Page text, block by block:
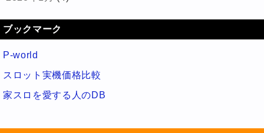
ブックマーク
P-world
スロット実機価格比較
家スロを愛する人のDB